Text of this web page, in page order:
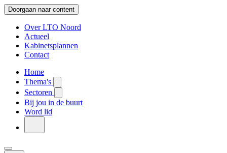
Doorgaan naar content
Over LTO Noord
Actueel
Kabinetsplannen
Contact
Home
Thema's
Sectoren
Bij jou in de buurt
Word lid